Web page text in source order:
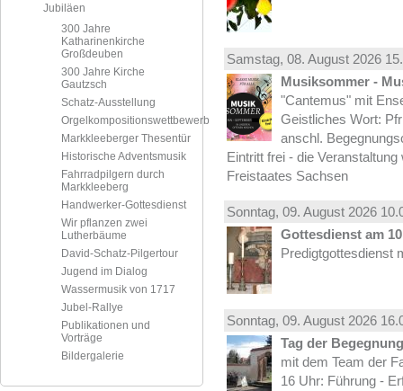
Jubiläen
300 Jahre
Katharinenkirche
Großdeuben
300 Jahre Kirche
Gautzsch
Schatz-Ausstellung
Orgelkompositionswettbewerb
Markkleeberger Thesentür
Historische Adventsmusik
Fahrradpilgern durch
Markkleeberg
Handwerker-Gottesdienst
Wir pflanzen zwei
Lutherbäume
David-Schatz-Pilgertour
Jugend im Dialog
Wassermusik von 1717
Jubel-Rallye
Publikationen und
Vorträge
Bildergalerie
Samstag, 08. August 2026
Musiksommer -
"Cantemus" mit
Geistliches Wort:
anschl.
Eintritt frei - die
Freistaates Sachsen
Sonntag, 09. August 2026
Gottesdienst am
Predigtgottesdienst
Sonntag, 09. August 2026
Tag der
mit dem Team der
16 Uhr: Führung -